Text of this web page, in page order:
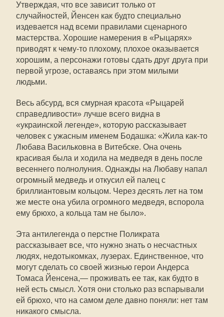
Утверждая, что все зависит только от
случайностей, Йенсен как будто специально
издевается над всеми правилами сценарного
мастерства. Хорошие намерения в «Рыцарях»
приводят к чему-то плохому, плохое оказывается
хорошим, а персонажи готовы сдать друг друга при
первой угрозе, оставаясь при этом милыми
людьми.
Весь абсурд, вся смурная красота «Рыцарей
справедливости» лучше всего видна в
«украинской легенде», которую рассказывает
человек с ужасным именем Бодашка: «Жила как-то
Любава Васильковна в Витебске. Она очень
красивая была и ходила на медведя в день после
весеннего полнолуния. Однажды на Любаву напал
огромный медведь и откусил ей палец с
бриллиантовым кольцом. Через десять лет на том
же месте она убила огромного медведя, вспорола
ему брюхо, а кольца там не было».
Эта антилегенда о перстне Поликрата
рассказывает все, что нужно знать о несчастных
людях, недотыкомках, лузерах. Единственное, что
могут сделать со своей жизнью герои Андерса
Томаса Йенсена,— проживать ее так, как будто в
ней есть смысл. Хотя они столько раз вспарывали
ей брюхо, что на самом деле давно поняли: нет там
никакого смысла.